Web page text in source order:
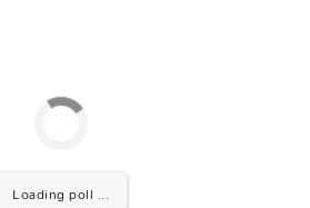
Loading poll ...